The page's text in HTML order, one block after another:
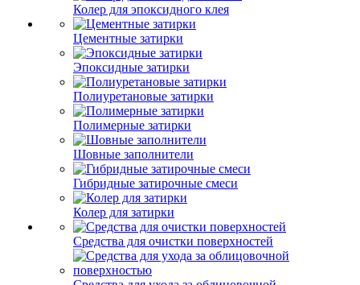
Колер для эпоксидного клея
Цементные затирки
Эпоксидные затирки
Полиуретановые затирки
Полимерные затирки
Шовные заполнители
Гибридные затирочные смеси
Колер для затирки
Средства для очистки поверхностей